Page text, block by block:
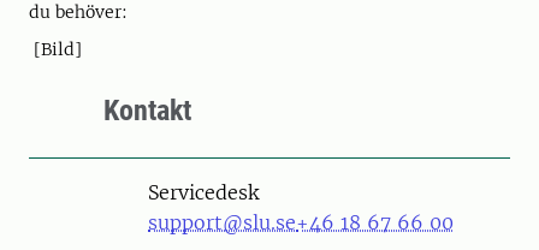
du behöver:
[Bild]
Kontakt
Servicedesk
support@slu.se+46 18 67 66 00